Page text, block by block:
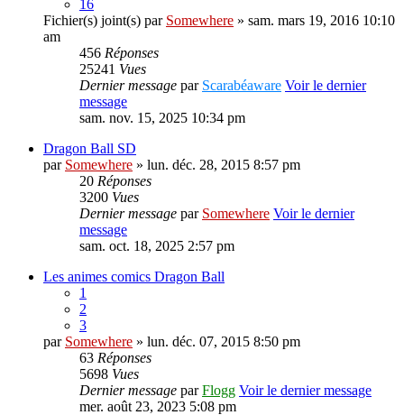
16
Fichier(s) joint(s) par Somewhere » sam. mars 19, 2016 10:10
am
456 Réponses
25241 Vues
Dernier message par Scarabéaware Voir le dernier
message
sam. nov. 15, 2025 10:34 pm
Dragon Ball SD
par Somewhere » lun. déc. 28, 2015 8:57 pm
20 Réponses
3200 Vues
Dernier message par Somewhere Voir le dernier
message
sam. oct. 18, 2025 2:57 pm
Les animes comics Dragon Ball
1
2
3
par Somewhere » lun. déc. 07, 2015 8:50 pm
63 Réponses
5698 Vues
Dernier message parFlogg Voir le dernier message
mer. août 23, 2023 5:08 pm